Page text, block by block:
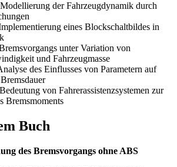
der Fahrzeugdynamik durch
eines Blockschaltbildes in
unter Variation von
und Fahrzeugmasse
des Einflusses von Parametern auf
von Fahrerassistenzsystemen zur
Bremsmoments
Buch
des Bremsvorgangs ohne ABS